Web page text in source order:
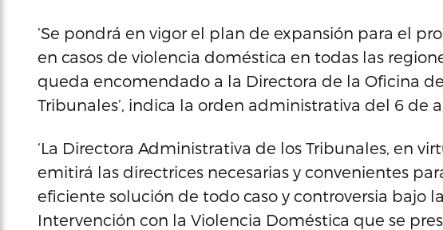
‘Se pondrá en vigor el plan de expansión para el
en casos de violencia doméstica en todas las
queda encomendado a la Directora de la Oficina
Tribunales’, indica la orden administrativa del 6 de
‘La Directora Administrativa de los Tribunales, en
emitirá las directrices necesarias y convenientes
eficiente solución de todo caso y controversia bajo
Intervención con la Violencia Doméstica que se